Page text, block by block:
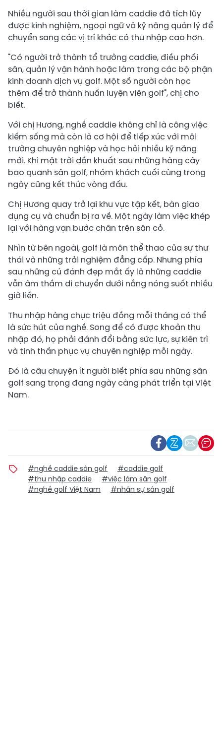
Nhiều người sau thời gian làm caddie đã tích lũy
được kinh nghiệm, ngoại ngữ và kỹ năng quản lý để
chuyển sang các vị trí khác có thu nhập cao hơn.
"Có người trở thành tổ trưởng caddie, điều phối
sân, quản lý vận hành hoặc làm trong các bộ phận
kinh doanh dịch vụ golf. Một số người còn học
thêm để trở thành huấn luyện viên golf", chị cho
biết.
Với chị Hương, nghề caddie không chỉ là công việc
kiếm sống mà còn là cơ hội để tiếp xúc với môi
trường chuyên nghiệp và học hỏi nhiều kỹ năng
mới. Khi mặt trời dần khuất sau những hàng cây
bao quanh sân golf, nhóm khách cuối cùng trong
ngày cũng kết thúc vòng đấu.
Chị Hương quay trở lại khu vực tập kết, bàn giao
dụng cụ và chuẩn bị ra về. Một ngày làm việc khép
lại với hàng vạn bước chân trên sân cỏ.
Nhìn từ bên ngoài, golf là môn thể thao của sự thư
thái và những trải nghiệm đẳng cấp. Nhưng phía
sau những cú đánh đẹp mắt ấy là những caddie
vẫn âm thầm di chuyển dưới nắng nóng suốt nhiều
giờ liền.
Thu nhập hàng chục triệu đồng mỗi tháng có thể
là sức hút của nghề. Song để có được khoản thu
nhập đó, họ phải đánh đổi bằng sức lực, sự kiên trì
và tinh thần phục vụ chuyên nghiệp mỗi ngày.
Đó là câu chuyện ít người biết phía sau những sân
golf sang trọng đang ngày càng phát triển tại Việt
Nam.
#nghề caddie sân golf
#caddie golf
#thu nhập caddie
#việc làm sân golf
#nghề golf Việt Nam
#nhân sự sân golf